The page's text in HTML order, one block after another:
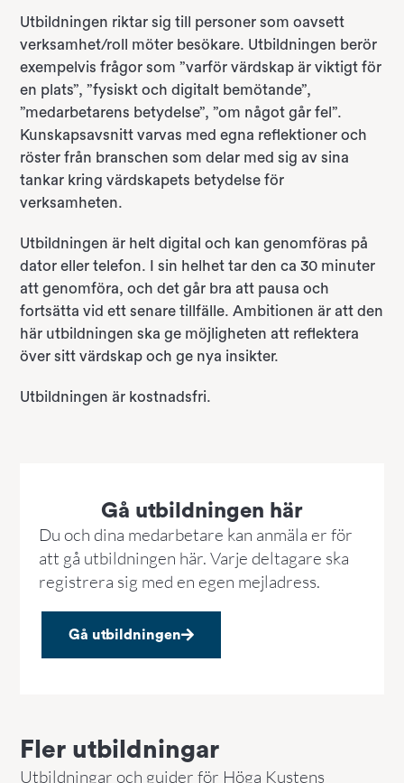
Utbildningen riktar sig till personer som oavsett
verksamhet/roll möter besökare. Utbildningen berör
exempelvis frågor som ”varför värdskap är viktigt för
en plats”, ”fysiskt och digitalt bemötande”,
”medarbetarens betydelse”, ”om något går fel”.
Kunskapsavsnitt varvas med egna reflektioner och
röster från branschen som delar med sig av sina
tankar kring värdskapets betydelse för
verksamheten.
Utbildningen är helt digital och kan genomföras på
dator eller telefon. I sin helhet tar den ca 30 minuter
att genomföra, och det går bra att pausa och
fortsätta vid ett senare tillfälle. Ambitionen är att den
här utbildningen ska ge möjligheten att reflektera
över sitt värdskap och ge nya insikter.
Utbildningen är kostnadsfri.
Gå utbildningen här
Du och dina medarbetare kan anmäla er för
att gå utbildningen här. Varje deltagare ska
registrera sig med en egen mejladress.
Gå utbildningen
Fler utbildningar
Utbildningar och guider för Höga Kustens